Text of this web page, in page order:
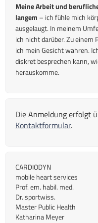
Meine Arbeit und
langem – ich fühle mich
ausgelaugt. In meinem
ich nicht darüber. Zu
ich mein Gesicht wahren.
diskret besprechen kann,
herauskomme.
Die Anmeldung erfolgt
Kontaktformular.
CARDIODYN
mobile heart services
Prof. em. habil. med.
Dr. sportwiss.
Master Public Health
Katharina Meyer